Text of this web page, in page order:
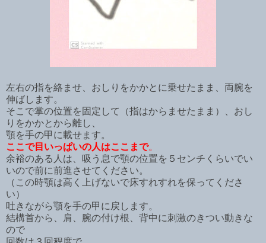
左右の指を絡ませ、おしりをかかとに乗せたまま、両腕を
伸ばします。
そこで掌の位置を固定して（指はからませたまま）、おし
りをかかとから離し、
顎を手の甲に載せます。
ここで目いっぱいの人はここまで。
余裕のある人は、吸う息で顎の位置を５センチくらいでい
いので前に前進させてください。
（この時顎は高く上げないで床すれすれを保ってくださ
い）
吐きながら顎を手の甲に戻します。
結構首から、肩、腕の付け根、背中に刺激のきつい動きな
ので